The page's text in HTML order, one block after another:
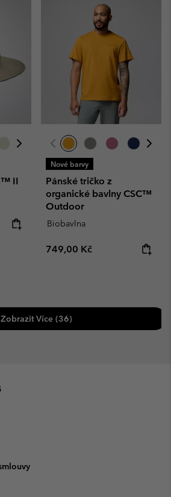
II
Nové barvy
Pánské tričko z
organické bavlny CSC™
Outdoor
Biobavlna
Regular price:
749,00 Kč
Zobrazit Více (36)